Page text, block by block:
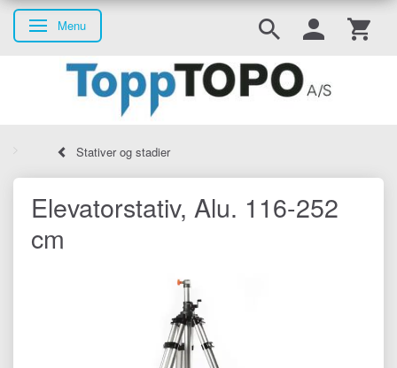
Skifte navigation
Menu
Stativer og stadier
Elevatorstativ, Alu. 116-252
cm